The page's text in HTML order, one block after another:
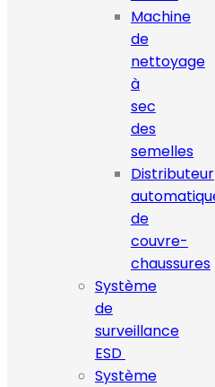
Machine
de
nettoyage
à
sec
des
semelles
Distributeur
de
couvre-
chaussures
Système
de
surveillance
ESD
Système